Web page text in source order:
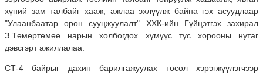
хүний зам талбайг хааж, ажлаа эхлүүлж байна гэх асуудлаар
"Улаанбаатар орон сууцжуулалт" ХХК-ийн Гүйцэтгэх захирал
З.Төмөртөмөө нарын холбогдох хүмүүс тус хорооны нутаг
дэвсгэрт ажиллалаа.
СТ-4 байрыг дахин барилгажуулах төсөл хэрэгжүүлэгчээр